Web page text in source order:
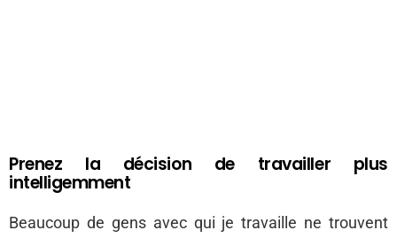
Prenez la décision de travailler plus
intelligemment
Beaucoup de gens avec qui je travaille ne trouvent